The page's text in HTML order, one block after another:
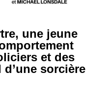
une jeune
et des
sorcière